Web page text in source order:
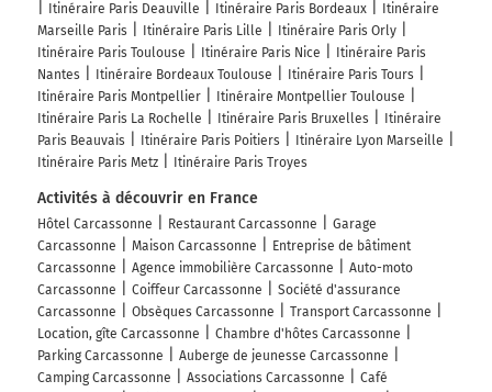
Itinéraire Paris Deauville
Itinéraire Paris Bordeaux
Itinéraire
Marseille Paris
Itinéraire Paris Lille
Itinéraire Paris Orly
Itinéraire Paris Toulouse
Itinéraire Paris Nice
Itinéraire Paris
Nantes
Itinéraire Bordeaux Toulouse
Itinéraire Paris Tours
Itinéraire Paris Montpellier
Itinéraire Montpellier Toulouse
Itinéraire Paris La Rochelle
Itinéraire Paris Bruxelles
Itinéraire
Paris Beauvais
Itinéraire Paris Poitiers
Itinéraire Lyon Marseille
Itinéraire Paris Metz
Itinéraire Paris Troyes
Activités à découvrir en France
Hôtel Carcassonne Restaurant Carcassonne
Garage
Carcassonne
Maison Carcassonne
Entreprise de bâtiment
Carcassonne
Agence immobilière Carcassonne
Auto-moto
Carcassonne
Coiffeur Carcassonne
Société d'assurance
Carcassonne
Obsèques Carcassonne
Transport Carcassonne
Location, gîte Carcassonne
Chambre d'hôtes Carcassonne
Parking Carcassonne
Auberge de jeunesse Carcassonne
Camping Carcassonne
Associations Carcassonne
Café